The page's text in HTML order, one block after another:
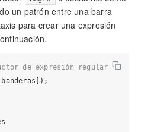
un patrón entre una barra
para crear una expresión
de expresión regular